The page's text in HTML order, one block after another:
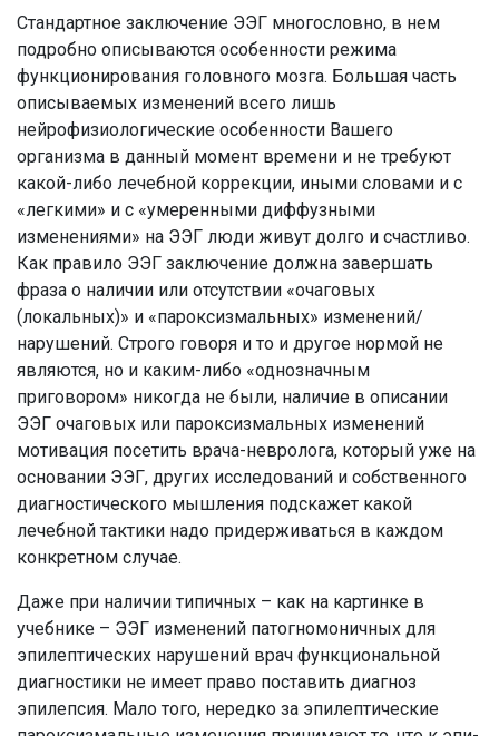
Стандартное заключение ЭЭГ многословно, в нем
подробно описываются особенности режима
функционирования головного мозга. Большая часть
описываемых изменений всего лишь
нейрофизиологические особенности Вашего
организма в данный момент времени и не требуют
какой-либо лечебной коррекции, иными словами и с
«легкими» и с «умеренными диффузными
изменениями» на ЭЭГ люди живут долго и счастливо.
Как правило ЭЭГ заключение должна завершать
фраза о наличии или отсутствии «очаговых
(локальных)» и «пароксизмальных» изменений/
нарушений. Строго говоря и то и другое нормой не
являются, но и каким-либо «однозначным
приговором» никогда не были, наличие в описании
ЭЭГ очаговых или пароксизмальных изменений
мотивация посетить врача-невролога, который уже на
основании ЭЭГ, других исследований и собственного
диагностического мышления подскажет какой
лечебной тактики надо придерживаться в каждом
конкретном случае.
Даже при наличии типичных – как на картинке в
учебнике – ЭЭГ изменений патогномоничных для
эпилептических нарушений врач функциональной
диагностики не имеет право поставить диагноз
эпилепсия. Мало того, нередко за эпилептические